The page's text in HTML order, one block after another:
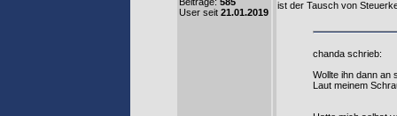
User seit 21.01.2019
ist der Tausch von
chanda schrieb:
Wollte ihn dann an
Laut meinem